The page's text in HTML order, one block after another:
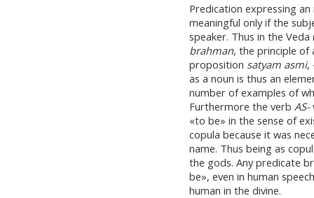
Predication expressing
meaningful only if the
speaker. Thus in the
brahman, the principle of
proposition satyam asmi,
as a noun is thus an
number of examples of
Furthermore the verb AS-
«to be» in the sense of
copula because it was
name. Thus being as
the gods. Any predicate
be», even in human
human in the divine.